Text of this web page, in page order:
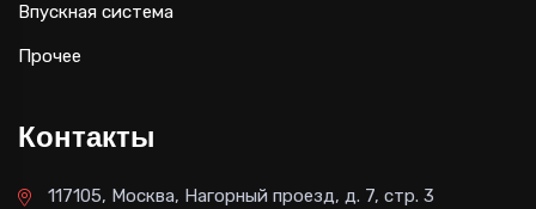
Впускная система
Прочее
Контакты
117105, Москва, Нагорный проезд, д. 7, стр. 3